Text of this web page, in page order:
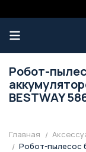
Робот-
BESTWAY
Главная
Робот-пылесос